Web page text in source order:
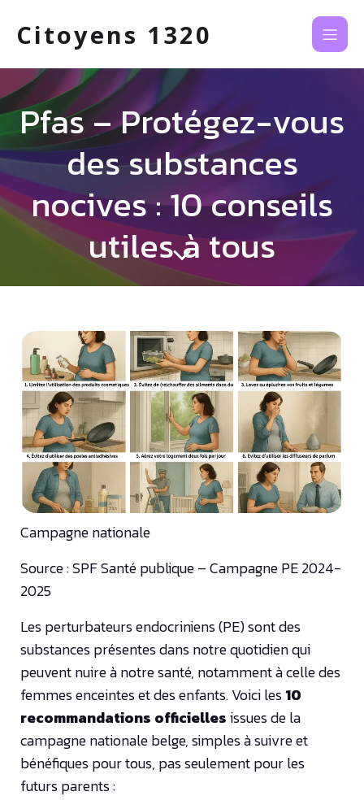
Citoyens 1320
Pfas – Protégez-vous
des substances
nocives : 10 conseils
utiles à tous
Campagne nationale
Source : SPF Santé publique – Campagne PE 2024-
2025
Les perturbateurs endocriniens (PE) sont des
substances présentes dans notre quotidien qui
peuvent nuire à notre santé, notamment à celle des
femmes enceintes et des enfants. Voici les10
recommandations officiellesissues de la
campagne nationale belge, simples à suivre et
bénéfiques pour tous, pas seulement pour les
futurs parents :